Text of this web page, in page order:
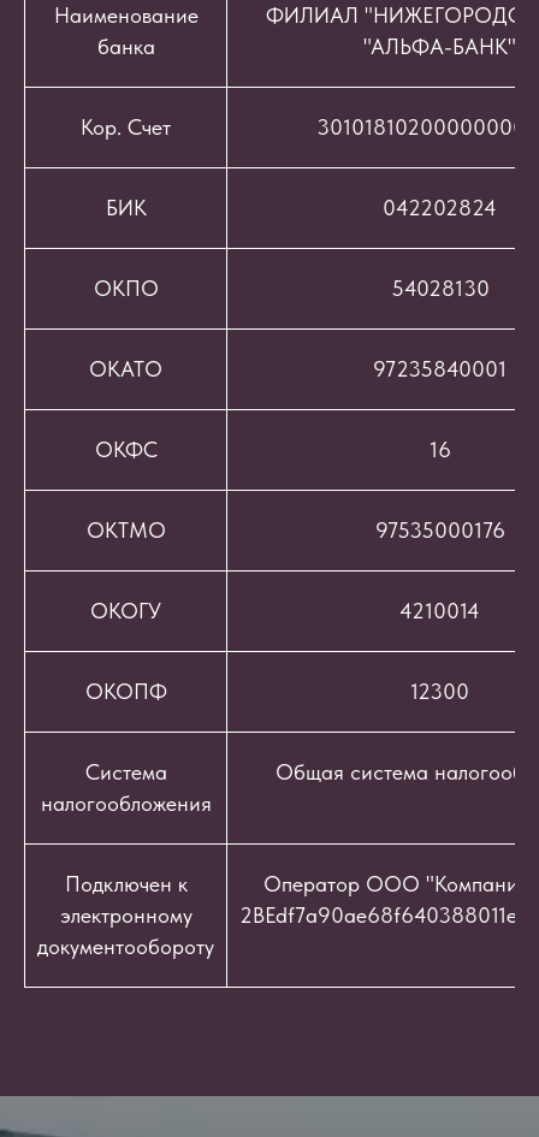
Наименование
банка
ФИЛИАЛ
"АЛЬФА-БАНК"
Кор. Счет
БИК 042202824
ОКПО 54028130
ОКАТО 97235840001
ОКФС 16
ОКТМО 97535000176
ОКОГУ 4210014
ОКОПФ 12300
Система
налогообложения
Общая система
Подключен к
электронному
документообороту
Оператор ООО "Компания